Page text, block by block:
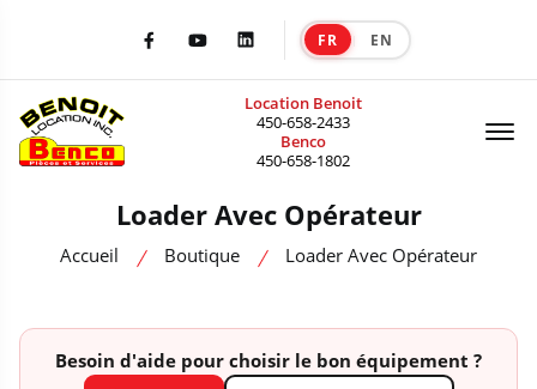
FacebookYoutubeLinkedIn FR EN
Location Benoit
450-658-2433
Benco
450-658-1802
Loader Avec Opérateur
Accueil Boutique Loader Avec Opérateur
Besoin d'aide pour choisir le bon équipement ?